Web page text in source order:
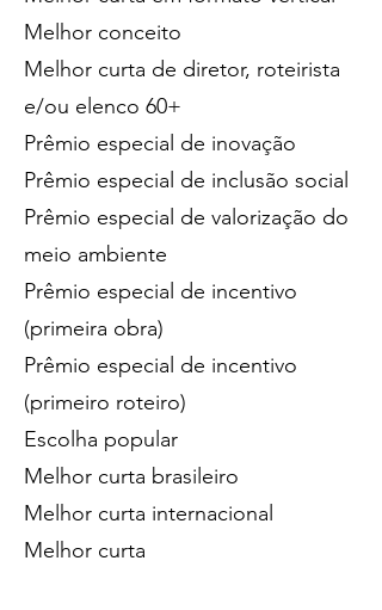
Melhor conceito
Melhor curta de diretor, roteirista
e/ou elenco 60+
Prêmio especial de inovação
Prêmio especial de inclusão social
Prêmio especial de valorização do
meio ambiente
Prêmio especial de incentivo
(primeira obra)
Prêmio especial de incentivo
(primeiro roteiro)
Escolha popular
Melhor curta brasileiro
Melhor curta internacional
Melhor curta